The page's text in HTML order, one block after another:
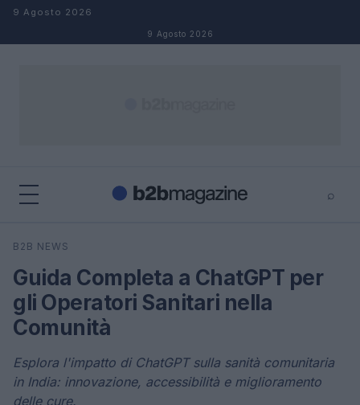
Salta al contenuto
9 Agosto 2026
9 Agosto 2026
⌕
Cerca
B2B NEWS
Guida Completa a ChatGPT per
gli Operatori Sanitari nella
Comunità
Esplora l'impatto di ChatGPT sulla sanità comunitaria
in India: innovazione, accessibilità e miglioramento
delle cure.